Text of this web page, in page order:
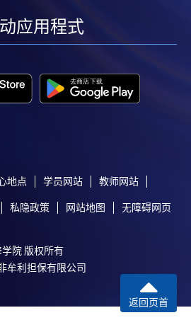
学费。香港大学专业进修学院
向学院报名中心职员查询。
程的报名费或学费。除上述支
历颁授课程设有网上服务，学
名服务。
linkedin
应用程式
地点 学员网站 教师网站
私隐政策 网站地图 无障碍网页
院 版权所有
牟利担保有限公司
返回页首